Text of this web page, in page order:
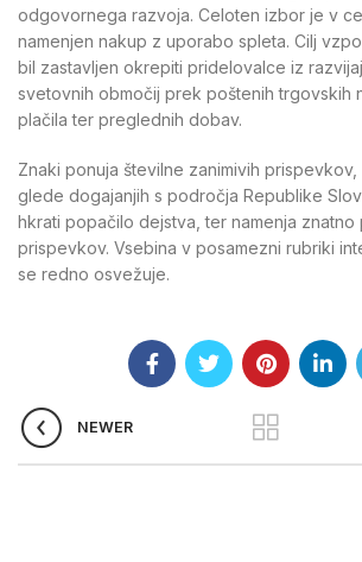
odgovornega razvoja. Celoten izbor je v
namenjen nakup z uporabo spleta. Cilj
bil zastavljen okrepiti pridelovalce iz
svetovnih območij prek poštenih trgovskih
plačila ter preglednih dobav.
Znaki ponuja številne zanimivih
glede dogajanjih s področja Republike
hkrati popačilo dejstva, ter namenja znatno
prispevkov. Vsebina v posamezni rubriki
se redno osvežuje.
NEWER